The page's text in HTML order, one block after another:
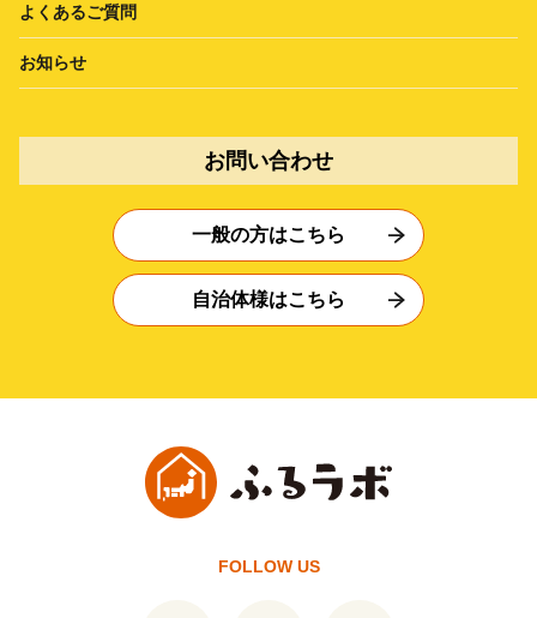
よくあるご質問
お知らせ
お問い合わせ
一般の方はこちら
自治体様はこちら
FOLLOW US